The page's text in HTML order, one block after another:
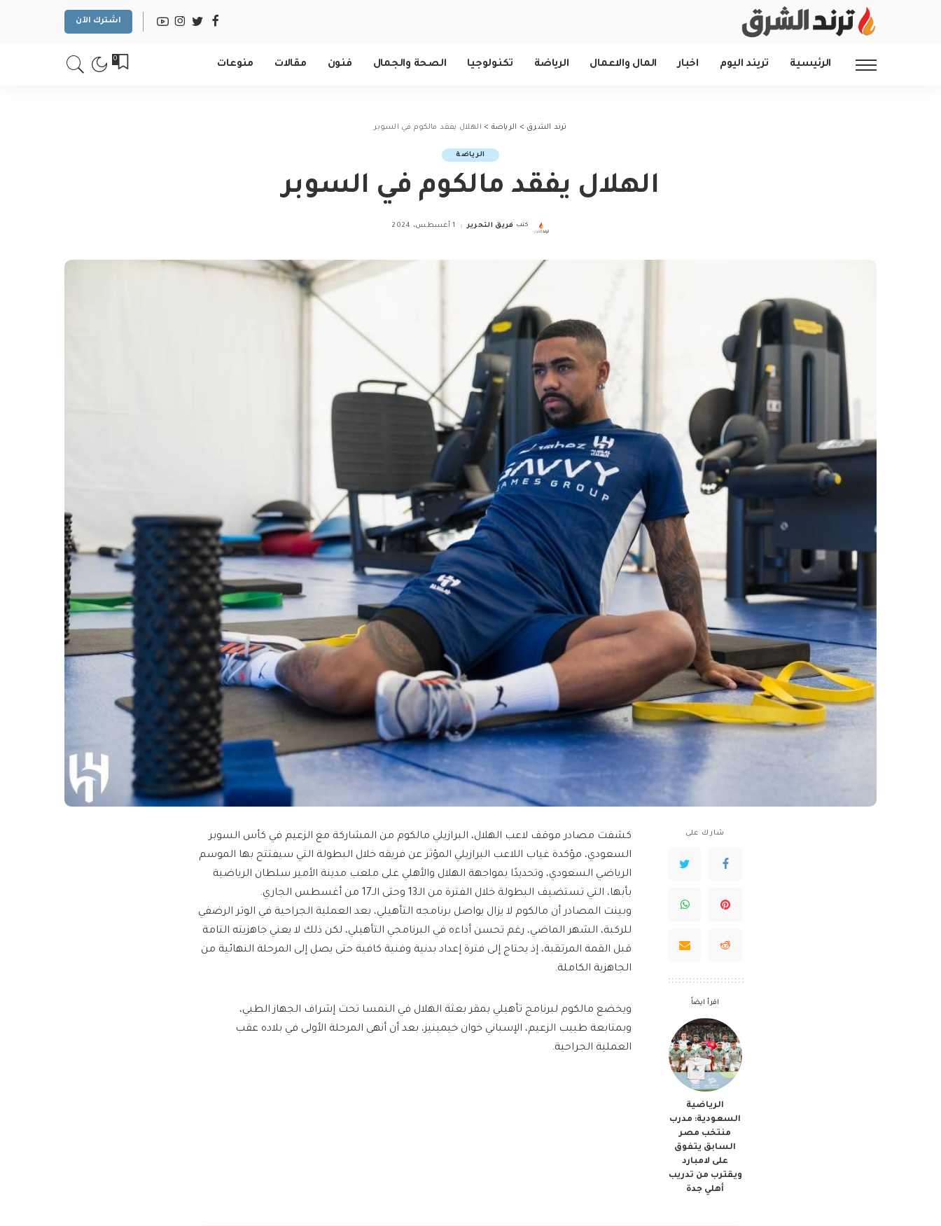
اشترك الآن
الرئيسية تريند اليوم اخبار المال والاعمال الرياضة تكنولوجيا الصحة والجمال فنون مقالات منوعات 0
ترند الشرق > الرياضة > الهلال يفقد مالكوم في السوبر
الرياضة
الهلال يفقد مالكوم في السوبر
Posted
كتب فريق التحرير 1 أغسطس، 2024
شارك على
اقرأ ايضاً
الرياضية
السعودية: مدرب
منتخب مصر
السابق يتفوق
على لامبارد
ويقترب من تدريب
أهلي جدة
كشفت مصادر موقف لاعب الهلال، البرازيلي مالكوم من المشاركة مع الزعيم في كأس السوبر
السعودي، مؤكدة غياب اللاعب البرازيلي المؤثر عن فريقه خلال البطولة التي سيفتتح بها الموسم
الرياضي السعودي، وتحديدًا بمواجهة الهلال والأهلي على ملعب مدينة الأمير سلطان الرياضية
بأبها، التي تستضيف البطولة خلال الفترة من الـ13 وحتى الـ17 من أغسطس الجاري.
وبينت المصادر أن مالكوم لا يزال يواصل برنامجه التأهيلي، بعد العملية الجراحية في الوتر الرضفي
للركبة، الشهر الماضي، رغم تحسن أداءه في البرنامجي التأهيلي، لكن ذلك لا يعني جاهزيته التامة
قبل القمة المرتقبة، إذ يحتاج إلى فترة إعداد بدنية وفنية كافية حتى يصل إلى المرحلة النهائية من
الجاهزية الكاملة.
ويخضع مالكوم لبرنامج تأهيلي بمقر بعثة الهلال في النمسا تحت إشراف الجهاز الطبي،
وبمتابعة طبيب الزعيم، الإسباني خوان خيمينيز، بعد أن أنهى المرحلة الأولى في بلاده عقب
العملية الجراحية.